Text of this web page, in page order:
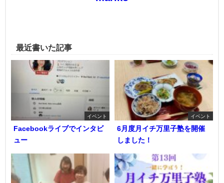
最近書いた記事
イベント
Facebookライブでインタビ
ュー
イベント
6月度月イチ万里子塾を開催
しました！